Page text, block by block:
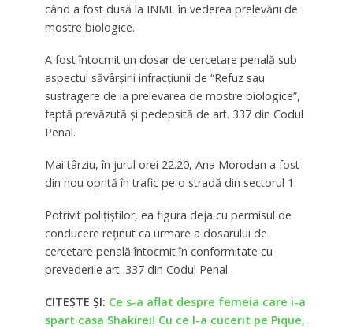
când a fost dusă la INML în vederea prelevării de
mostre biologice.
A fost întocmit un dosar de cercetare penală sub
aspectul săvârşirii infracţiunii de “Refuz sau
sustragere de la prelevarea de mostre biologice”,
faptă prevăzută şi pedepsită de art. 337 din Codul
Penal.
Mai târziu, în jurul orei 22.20, Ana Morodan a fost
din nou oprită în trafic pe o stradă din sectorul 1.
Potrivit poliţiştilor, ea figura deja cu permisul de
conducere reţinut ca urmare a dosarului de
cercetare penală întocmit în conformitate cu
prevederile art. 337 din Codul Penal.
CITEȘTE ȘI: Ce s-a aflat despre femeia care i-a
spart casa Shakirei! Cu ce l-a cucerit pe Pique,